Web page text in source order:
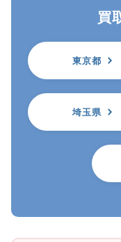
買
東京都
埼玉県